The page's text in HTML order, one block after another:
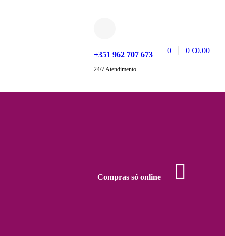
+351 962 707 673
24/7 Atendimento
0 0 €0.00
Compras só online